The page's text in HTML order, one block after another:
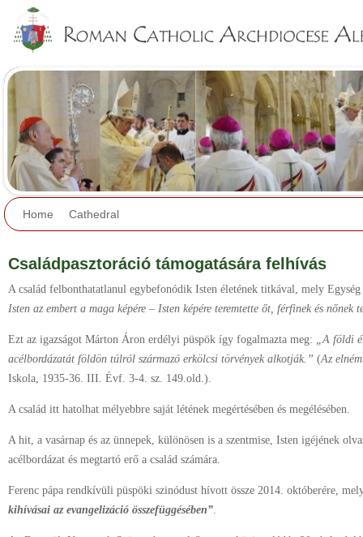
Home Cathedral
Családpasztoráció támogatására felhívás
A család felbonthatatlanul egybefonódik Isten életének titkával, mely
Isten az embert a maga képére – Isten képére teremtette őt, férfinek és nőnek
Ezt az igazságot Márton Áron erdélyi püspök így fogalmazta meg: „A földi
acélbordázatát földön túlról származó erkölcsi törvények alkotják.” (Az
Iskola, 1935-36. III. Évf. 3-4. sz. 149.old.).
A család itt hatolhat mélyebbre saját létének megértésében és megélésében.
A hit, a vasárnap és az ünnepek, különösen is a szentmise, Isten igéjének
acélbordázat és megtartó erő a család számára.
Ferenc pápa rendkívüli püspöki szinódust hívott össze 2014. októberére,
kihívásai az evangelizáció összefüggésében”.